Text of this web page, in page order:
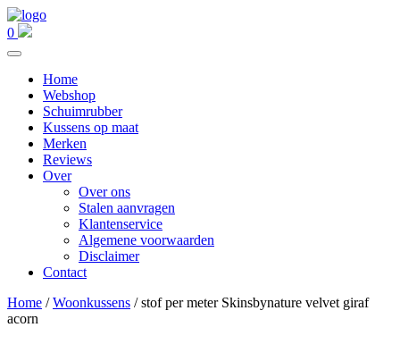
0
Home
Webshop
Schuimrubber
Kussens op maat
Merken
Reviews
Over
Over ons
Stalen aanvragen
Klantenservice
Algemene voorwaarden
Disclaimer
Contact
Home /Woonkussens / stof per meter Skinsbynature velvet giraf
acorn